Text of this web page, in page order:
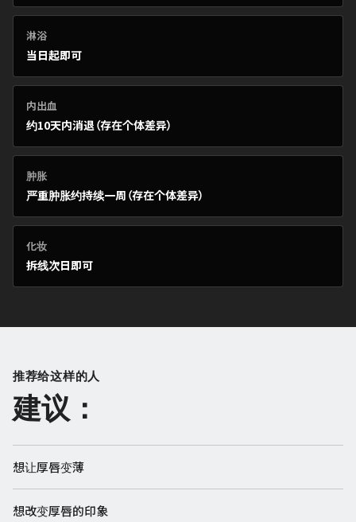
淋浴
当日起即可
内出血
约10天内消退（存在个体差异）
肿胀
严重肿胀约持续一周（存在个体差异）
化妆
拆线次日即可
推荐给这样的人
建议：
想让厚唇变薄
想改变厚唇的印象